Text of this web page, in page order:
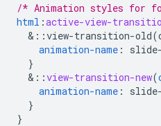
/* Animation styles for
html :active-view-
& ::view-transition-
animation-name :
}
& ::view-transition-new(
animation-name :
}
}